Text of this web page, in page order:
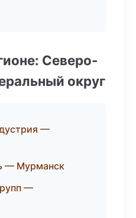
Северо-
округ
—
— Мурманск
—